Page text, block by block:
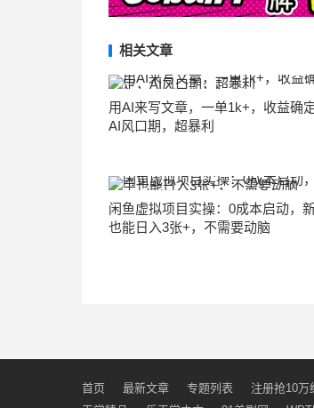
相关文章
用AI来写文章，一单1k+，收益确定
AI风口期，超暴利
闲鱼虚拟项目实操：0成本启动，
也能日入3张+，不需要动脑
首页 最新文章 专题列表 注册抢10万